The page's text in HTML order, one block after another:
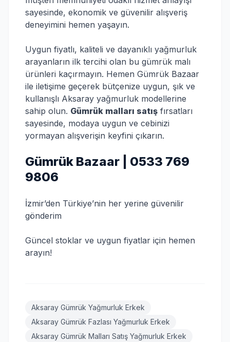
sayesinde, ekonomik ve güvenilir alışveriş
deneyimini hemen yaşayın.
Uygun fiyatlı, kaliteli ve dayanıklı yağmurluk
arayanların ilk tercihi olan bu gümrük malı
ürünleri kaçırmayın. Hemen Gümrük Bazaar
ile iletişime geçerek bütçenize uygun, şık ve
kullanışlı Aksaray yağmurluk modellerine
sahip olun. Gümrük malları satış fırsatları
sayesinde, modaya uygun ve cebinizi
yormayan alışverişin keyfini çıkarın.
Gümrük Bazaar | 0533 769
9806
İzmir’den Türkiye’nin her yerine güvenilir
gönderim
Güncel stoklar ve uygun fiyatlar için hemen
arayın!
Aksaray Gümrük Yağmurluk Erkek
Aksaray Gümrük Fazlası Yağmurluk Erkek
Aksaray Gümrük Malları Satış Yağmurluk Erkek